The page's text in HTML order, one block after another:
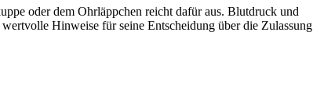
oder dem Ohrläppchen reicht dafür aus. Blutdruck und
Hinweise für seine Entscheidung über die Zulassung